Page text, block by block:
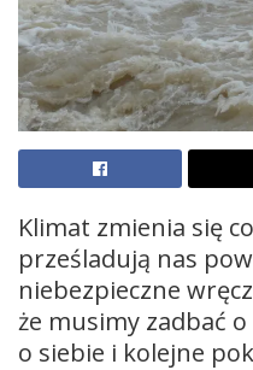
Klimat zmienia się
prześladują nas
niebezpieczne
że musimy zadbać
o siebie i kolejne